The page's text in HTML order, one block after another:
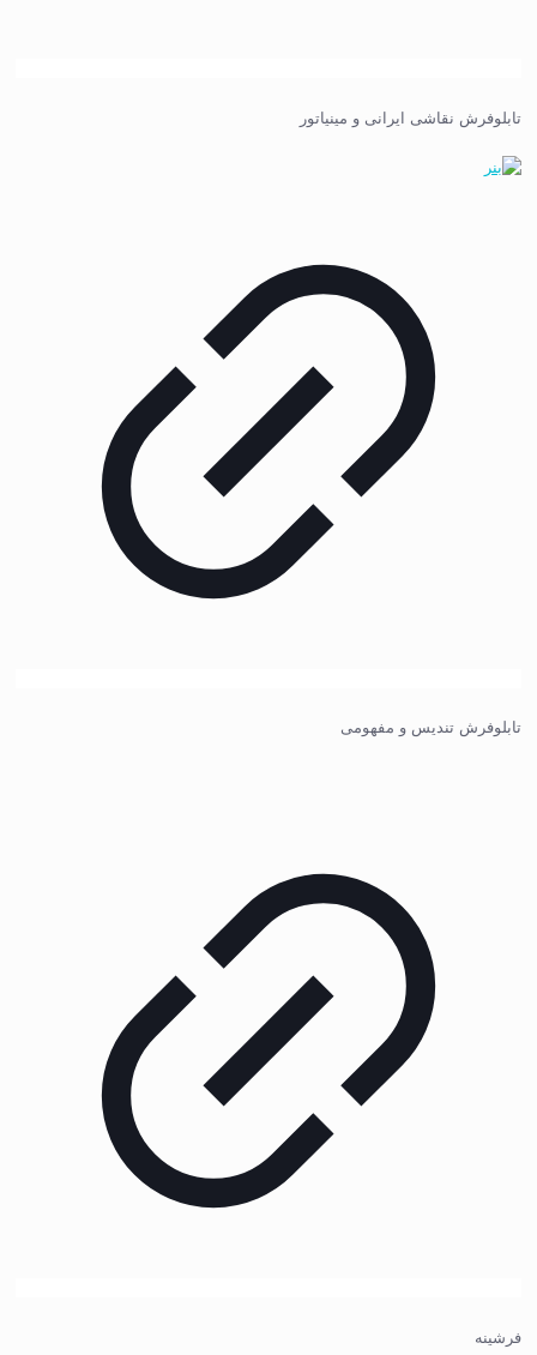
تابلوفرش نقاشی ایرانی و مینیاتور
تابلوفرش تندیس و مفهومی
فرشینه